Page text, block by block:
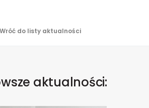
Wróć do listy aktualności
aktualności: